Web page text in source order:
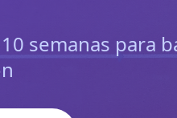
semanas para